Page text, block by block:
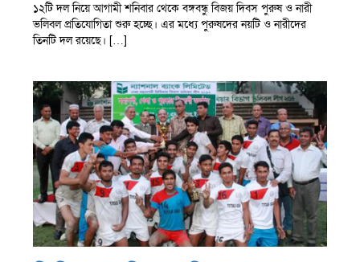
১২টি দল নিয়ে আগামী শনিবার থেকে বঙ্গবন্ধু বিজয় দিবস পুরুষ ও নারী
ভলিবল প্রতিযোগিতা শুরু হচ্ছে। এর মধ্যে পুরুষদের নয়টি ও নারীদের
তিনটি দল রয়েছে। […]